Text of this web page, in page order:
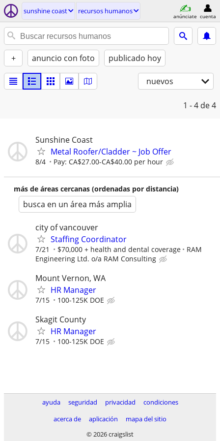
sunshine coast recursos humanos
anúnciate cuenta
+ anuncio con foto publicado hoy
nuevos
1 - 4 de 4
Sunshine Coast
Metal Roofer/Cladder ~ Job Offer
8/4 Pay: CA$27.00-CA$40.00 per hour
más de áreas cercanas (ordenadas por distancia)
busca en un área más amplia
city of vancouver
Staffing Coordinator
7/21 $70,000 + health and dental coverage
RAM
Engineering Ltd. o/a RAM Consulting
Mount Vernon, WA
HR Manager
7/15 100-125K DOE
Skagit County
HR Manager
7/15 100-125K DOE
ayuda seguridad privacidad
condiciones
acerca de
aplicación
mapa del sitio
© 2026 craigslist